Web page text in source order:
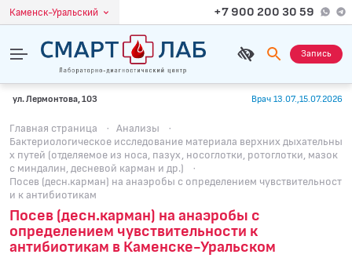
Каменск-Уральский +7 900 200 30 59
Запись
ул. Лермонтова, 103 Врач 13.07.,15.07.2026
Главная страница · Анализы
·
Бактериологическое исследование материала верхних дыхательны
х путей (отделяемое из носа, пазух, носоглотки, ротоглотки, мазок
с миндалин, десневой карман и др.)
·
Посев (десн.карман) на анаэробы с определением чувcтвительност
и к антибиотикам
Посев (десн.карман) на анаэробы с
определением чувcтвительности к
антибиотикам в Каменске-Уральском